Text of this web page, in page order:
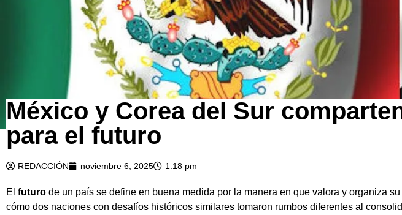
México y Corea del Sur
para el futuro
REDACCIÓN noviembre 6, 2025 1:18 pm
El futuro de un país se define en buena medida por la manera en que valora y organiza
cómo dos naciones con desafíos históricos similares tomaron rumbos diferentes al